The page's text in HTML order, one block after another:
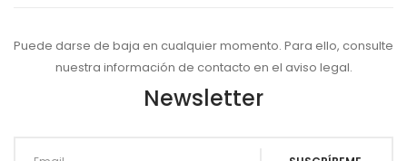
Puede darse de baja en cualquier momento. Para ello, consulte
nuestra información de contacto en el aviso legal.
Newsletter